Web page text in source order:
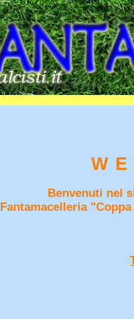
Benvenuti nel
Fantamacelleria